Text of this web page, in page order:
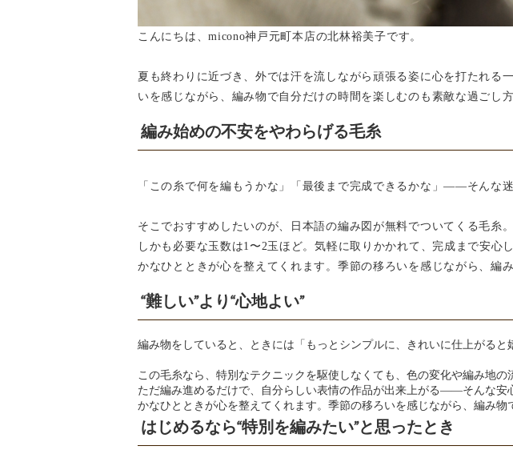
こんにちは、micono神戸元町本店の北林裕美子です。
夏も終わりに近づき、外では汗を流しながら頑張る姿に心を打たれる
いを感じながら、編み物で自分だけの時間を楽しむのも素敵な過ごし
編み始めの不安をやわらげる毛糸
「この糸で何を編もうかな」「最後まで完成できるかな」——そんな
そこでおすすめしたいのが、日本語の編み図が無料でついてくる毛糸。
しかも必要な玉数は1〜2玉ほど。気軽に取りかかれて、完成まで安心
かなひとときが心を整えてくれます。季節の移ろいを感じながら、編
“難しい”より“心地よい”
編み物をしていると、ときには「もっとシンプルに、きれいに仕上がる
この毛糸なら、特別なテクニックを駆使しなくても、色の変化や編み地の
ただ編み進めるだけで、自分らしい表情の作品が出来上がる——そんな安
かなひとときが心を整えてくれます。季節の移ろいを感じながら、編み
はじめるなら“特別を編みたい”と思ったとき